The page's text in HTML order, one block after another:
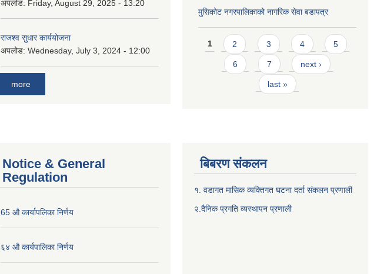
अपलोड: Friday, August 29, 2025 - 13:20
राजश्व सुधार कार्ययोजना
अपलोड: Wednesday, July 3, 2024 - 12:00
more
मुसिकोट नगरपालिकाको नागरिक सेवा बडापत्र
Pages
1 2 3 4 5
6 7 next ›
last »
Notice & General
Regulation
65 औ कार्यापलिका निर्णय
६४ औ कार्यपालिका निर्णय
बिबरण संकलन
१. वडागत मासिक व्यक्तिगत घटना दर्ता संकलन प्रणाली
२.दैनिक प्रगति व्यस्थापन प्रणाली